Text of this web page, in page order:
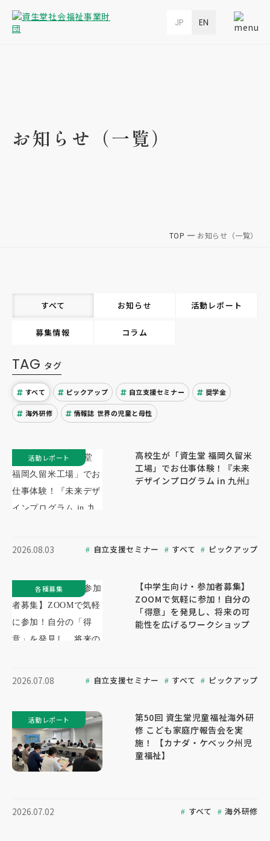
JP EN
お知らせ（一覧）
TOP お知らせ（一覧）
すべて お知らせ 活動レポート
募集情報 コラム
TAG タグ
すべて ピックアップ 自立支援セミナー 奨学金
海外研修 情報誌 世界の児童と母性
高校生が「資生堂 福岡久留米
工場」でお仕事体験！『未来
デザインプログラム in 九州』
2026.08.03 自立支援セミナー すべて ピックアップ
活動レポート
【中学生向け・参加者募集】
ZOOMで気軽に参加！自分の
「得意」を発見し、将来の可
能性を広げるワークショップ
2026.07.08 自立支援セミナー すべて ピックアップ
各種募集
第50回 資生堂児童福祉海外研
修 こども家庭庁報告会を実
施！ 【カナダ・ケベック州児
童福祉】
2026.07.02 すべて 海外研修
活動レポート